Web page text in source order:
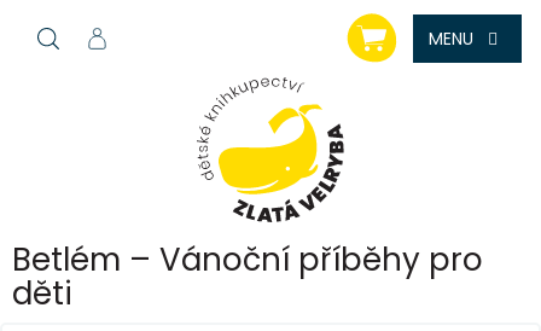
NÁKUPNÍ
KOŠÍK
Betlém – Vánoční příběhy pro
děti